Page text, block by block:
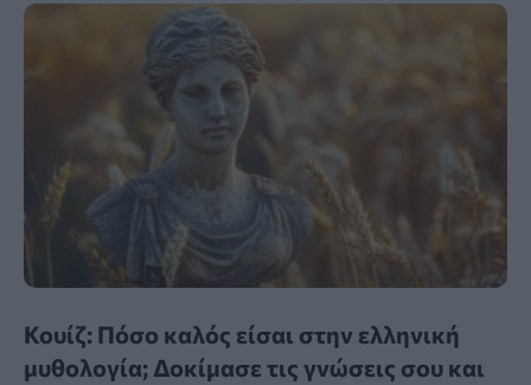
Κουίζ: Πόσο καλός είσαι στην ελληνική
μυθολογία; Δοκίμασε τις γνώσεις σου και